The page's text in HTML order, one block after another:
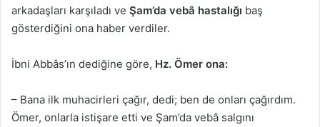
arkadaşları karşıladı ve Şam’da vebâ hastalığı baş
gösterdiğini ona haber verdiler.
İbni Abbâs’ın dediğine göre, Hz. Ömer ona:
– Bana ilk muhacirleri çağır, dedi; ben de onları çağırdım.
Ömer, onlarla istişare etti ve Şam’da vebâ salgını